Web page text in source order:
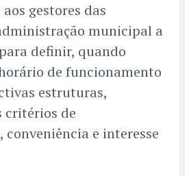
gestores das
municipal a
definir, quando
de funcionamento
estruturas,
critérios de
e interesse